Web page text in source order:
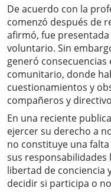
De acuerdo con la
comenzó después de
afirmó, fue
voluntario. Sin
generó
comunitario, donde
cuestionamientos y
compañeros y
En una reciente
ejercer su derecho a
no constituye una
sus responsabilidades
libertad de conciencia
decidir si participa o